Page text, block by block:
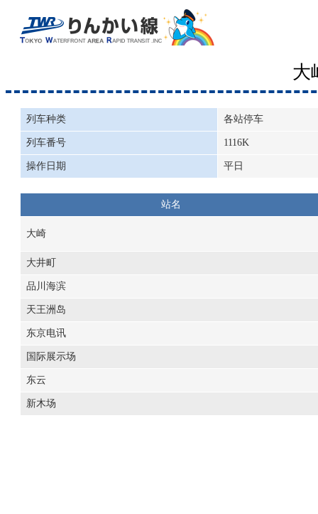
大
列车种类 各站停车
列车番号 1116K
操作日期 平日
站名
大崎
大井町
品川海滨
天王洲岛
东京电讯
国际展示场
东云
新木场